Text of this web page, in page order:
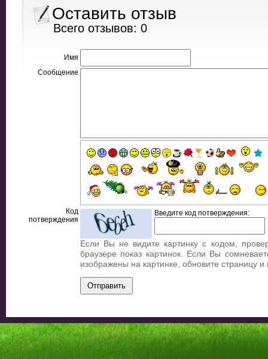
Оставить отзыв
Всего отзывов: 0
Имя
Сообщение
Код
потверждения
Введите код потверждения:
Если Вы не видите картинку с кодом,
браузере показ картинок. Если Вы
изображены на картинке, обновите страницу